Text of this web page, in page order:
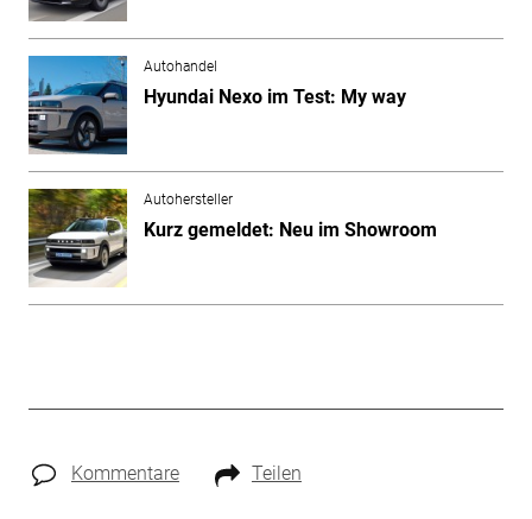
Autohandel
Hyundai Nexo im Test: My way
Autohersteller
Kurz gemeldet: Neu im Showroom
Kommentare Teilen